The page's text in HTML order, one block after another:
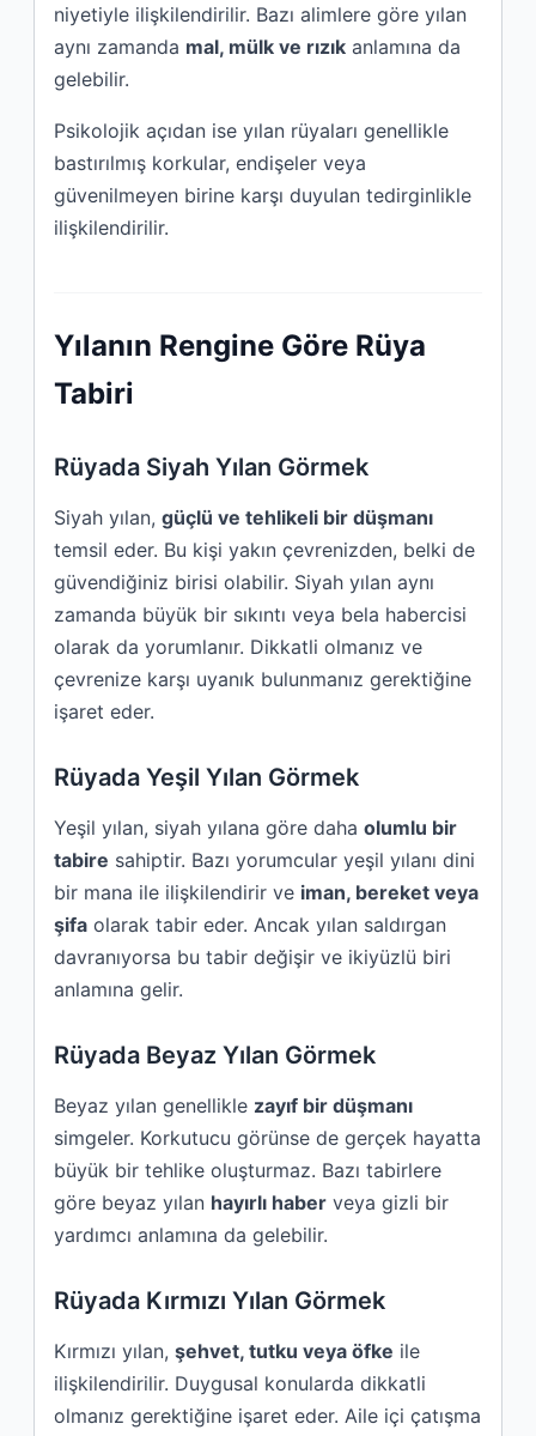
niyetiyle ilişkilendirilir. Bazı alimlere göre yılan
aynı zamanda mal, mülk ve rızık anlamına da
gelebilir.
Psikolojik açıdan ise yılan rüyaları genellikle
bastırılmış korkular, endişeler veya
güvenilmeyen birine karşı duyulan tedirginlikle
ilişkilendirilir.
Yılanın Rengine Göre Rüya
Tabiri
Rüyada Siyah Yılan Görmek
Siyah yılan, güçlü ve tehlikeli bir düşmanı
temsil eder. Bu kişi yakın çevrenizden, belki de
güvendiğiniz birisi olabilir. Siyah yılan aynı
zamanda büyük bir sıkıntı veya bela habercisi
olarak da yorumlanır. Dikkatli olmanız ve
çevrenize karşı uyanık bulunmanız gerektiğine
işaret eder.
Rüyada Yeşil Yılan Görmek
Yeşil yılan, siyah yılana göre daha olumlu bir
tabire sahiptir. Bazı yorumcular yeşil yılanı dini
bir mana ile ilişkilendirir ve iman, bereket veya
şifa olarak tabir eder. Ancak yılan saldırgan
davranıyorsa bu tabir değişir ve ikiyüzlü biri
anlamına gelir.
Rüyada Beyaz Yılan Görmek
Beyaz yılan genellikle zayıf bir düşmanı
simgeler. Korkutucu görünse de gerçek hayatta
büyük bir tehlike oluşturmaz. Bazı tabirlere
göre beyaz yılan hayırlı haber veya gizli bir
yardımcı anlamına da gelebilir.
Rüyada Kırmızı Yılan Görmek
Kırmızı yılan, şehvet, tutku veya öfke ile
ilişkilendirilir. Duygusal konularda dikkatli
olmanız gerektiğine işaret eder. Aile içi çatışma